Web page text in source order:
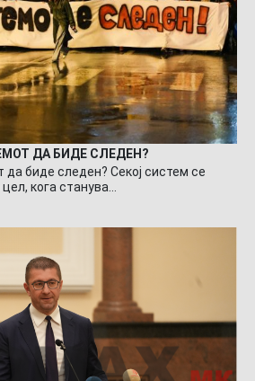
ДА БИДЕ СЛЕДЕН?
биде следен? Секој систем се
кога станува…